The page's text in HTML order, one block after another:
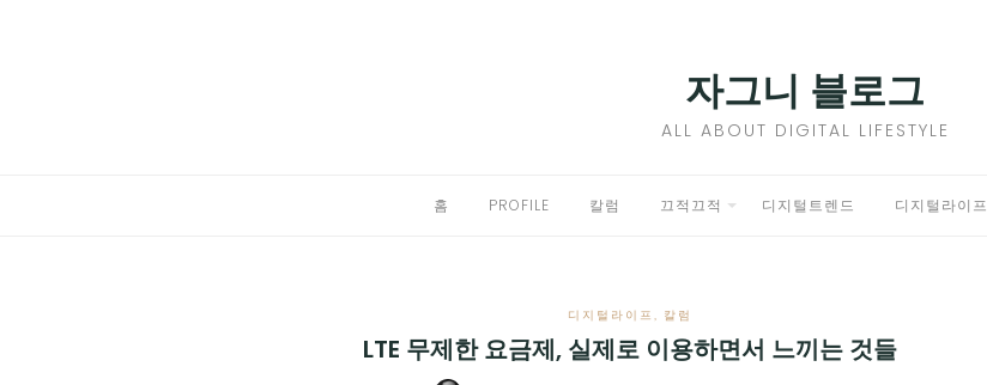
자그니 블로그
ALL ABOUT DIGITAL LIFESTYLE
홈 PROFILE 칼럼 끄적끄적 디지털트렌드 디지털라이프
디지털라이프 칼럼
LTE 무제한 요금제, 실제로 이용하면서 느끼는 것들
MENU
EXPAND